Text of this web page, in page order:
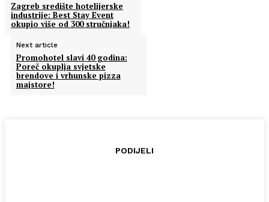
Zagreb središte hotelijerske
industrije: Best Stay Event
okupio više od 300 stručnjaka!
Next article
Promohotel slavi 40 godina:
Poreč okuplja svjetske
brendove i vrhunske pizza
majstore!
PODIJELI